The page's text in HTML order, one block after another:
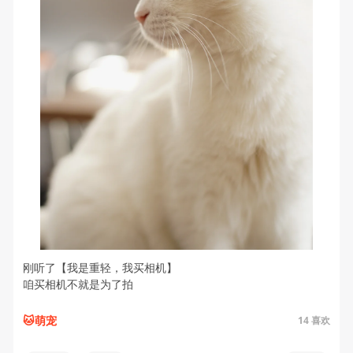
刚听了【我是重轻，我买相机】
咱买相机不就是为了拍
🐱萌宠 14喜欢